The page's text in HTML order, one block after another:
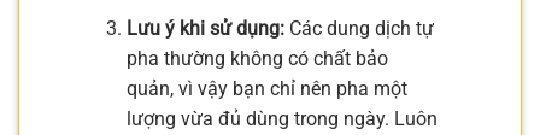
Lưu ý khi sử dụng:Các dung dịch tự
pha thường không có chất bảo
quản, vì vậy bạn chỉ nên pha một
lượng vừa đủ dùng trong ngày. Luôn